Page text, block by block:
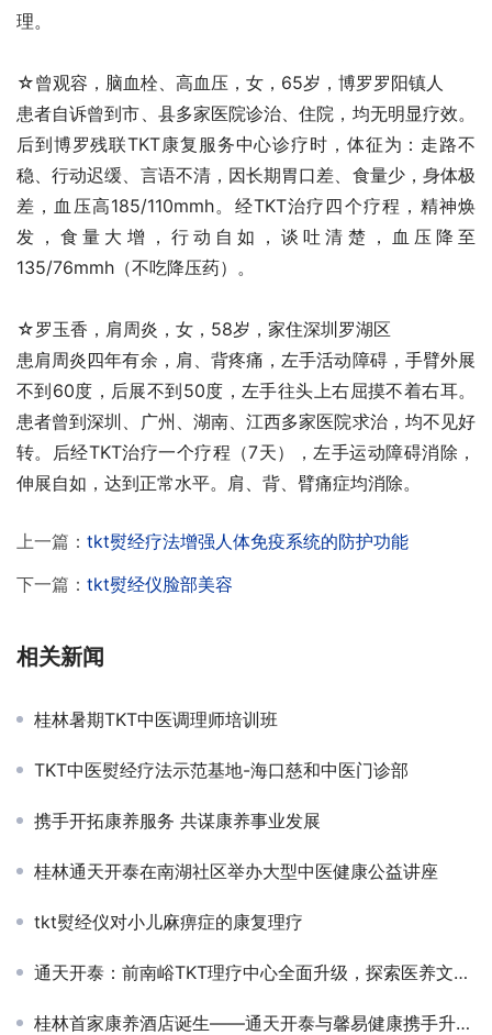
理。
☆曾观容，脑血栓、高血压，女，65岁，博罗罗阳镇人
患者自诉曾到市、县多家医院诊治、住院，均无明显疗效。
后到博罗残联TKT康复服务中心诊疗时，体征为：走路不
稳、行动迟缓、言语不清，因长期胃口差、食量少，身体极
差，血压高185/110mmh。经TKT治疗四个疗程，精神焕
发，食量大增，行动自如，谈吐清楚，血压降至
135/76mmh（不吃降压药）。
☆罗玉香，肩周炎，女，58岁，家住深圳罗湖区
患肩周炎四年有余，肩、背疼痛，左手活动障碍，手臂外展
不到60度，后展不到50度，左手往头上右屈摸不着右耳。
患者曾到深圳、广州、湖南、江西多家医院求治，均不见好
转。后经TKT治疗一个疗程（7天），左手运动障碍消除，
伸展自如，达到正常水平。肩、背、臂痛症均消除。
上一篇： tkt熨经疗法增强人体免疫系统的防护功能
下一篇： tkt熨经仪脸部美容
相关新闻
桂林暑期TKT中医调理师培训班
TKT中医熨经疗法示范基地-海口慈和中医门诊部
携手开拓康养服务 共谋康养事业发展
桂林通天开泰在南湖社区举办大型中医健康公益讲座
tkt熨经仪对小儿麻痹症的康复理疗
通天开泰：前南峪TKT理疗中心全面升级，探索医养文旅深度融合助力乡村振兴
桂林首家康养酒店诞生——通天开泰与馨易健康携手升级帝凯丽呈华廷酒店